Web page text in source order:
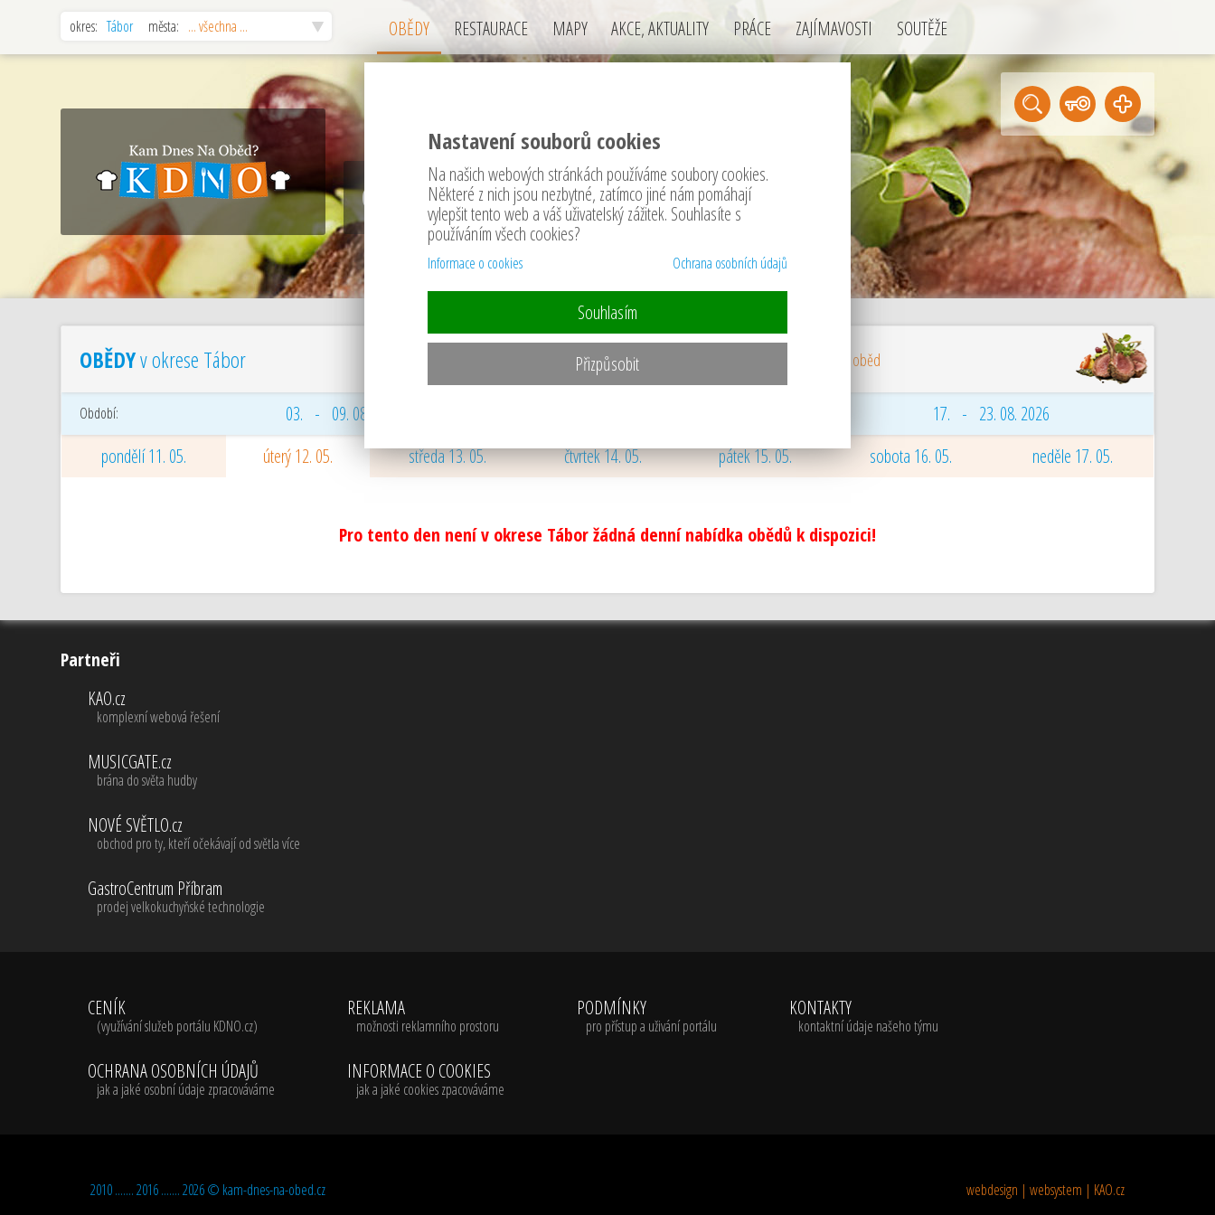
okres:Táborměsta: ... všechna ... OBĚDY RESTAURACE MAPY AKCE, AKTUALITY PRÁCE ZAJÍMAVOSTI SOUTĚŽE
OBĚDY v okrese Tábor
OBĚDYv okrese Tábor denní menu ....... kam na oběd
Období: 03. - 09. 08. 2026
17. - 23. 08. 2026
pondělí 11. 05.
úterý 12. 05. středa 13. 05. čtvrtek 14. 05. pátek 15. 05. sobota 16. 05. neděle 17. 05.
Pro tento den není v okrese Tábor žádná denní nabídka obědů k dispozici!
Partneři
KAO.cz
komplexní webová řešení
MUSICGATE.cz
brána do světa hudby
NOVÉ SVĚTLO.cz
obchod pro ty, kteří očekávají od světla více
GastroCentrum Příbram
prodej velkokuchyňské technologie
CENÍK
(využívání služeb portálu KDNO.cz)
OCHRANA OSOBNÍCH ÚDAJŮ
jak a jaké osobní údaje zpracováváme
REKLAMA
možnosti reklamního prostoru
INFORMACE O COOKIES
jak a jaké cookies zpacováváme
PODMÍNKY
pro přístup a uživání portálu
KONTAKTY
kontaktní údaje našeho týmu
Nastavení souborů cookies
Na našich webových stránkách používáme soubory cookies.
Některé z nich jsou nezbytné, zatímco jiné nám pomáhají
vylepšit tento web a váš uživatelský zážitek. Souhlasíte s
používáním všech cookies?
Informace o cookies Ochrana osobních údajů
Souhlasím
Přizpůsobit
2010 ....... 2016 ....... 2026 © kam-dnes-na-obed.cz webdesign | websystem | KAO.cz